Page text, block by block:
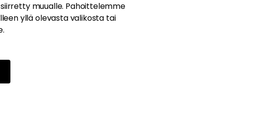
muualle. Pahoittelemme
yllä olevasta valikosta tai